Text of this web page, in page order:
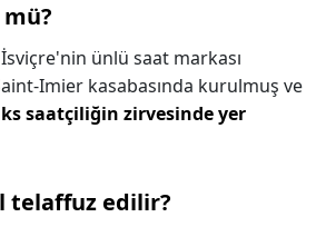
İsviçre'nin ünlü saat markası
Imier kasabasında kurulmuş ve
saatçiliğin zirvesinde yer
telaffuz edilir?